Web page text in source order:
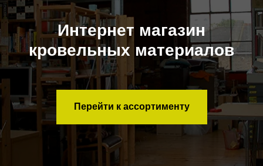
Интернет магазин
кровельных материалов
Перейти к ассортименту